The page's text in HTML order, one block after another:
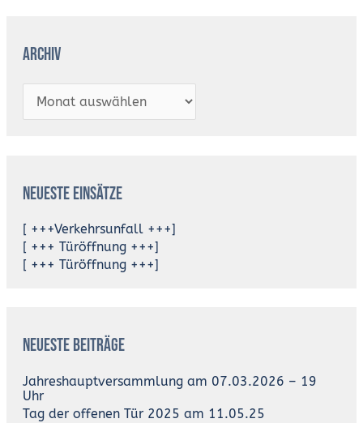
Archiv
Neueste Einsätze
[ +++Verkehrsunfall +++]
[ +++ Türöffnung +++]
[ +++ Türöffnung +++]
Neueste Beiträge
Jahreshauptversammlung am 07.03.2026 – 19
Uhr
Tag der offenen Tür 2025 am 11.05.25